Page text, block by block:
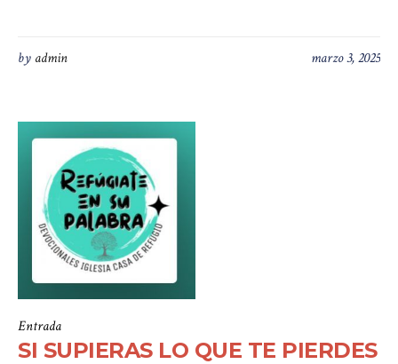
marzo 3, 2025
by admin
Entrada
SI SUPIERAS LO QUE TE PIERDES